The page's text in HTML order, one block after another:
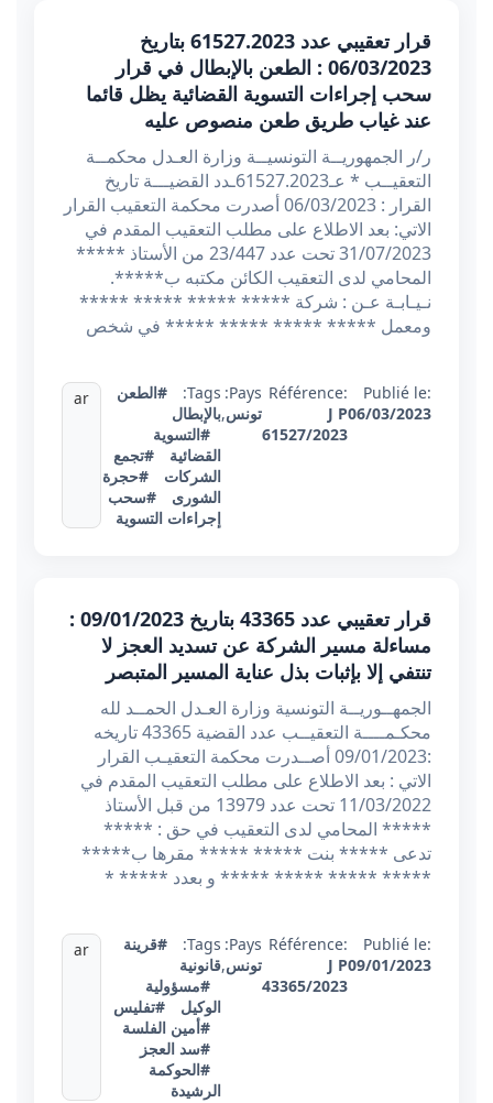
قرار تعقيبي عدد 61527.2023 بتاريخ
06/03/2023 : الطعن بالإبطال في قرار
سحب إجراءات التسوية القضائية يظل قائما
عند غياب طريق طعن منصوص عليه
ر/ر الجمهوريــة التونسيــة وزارة العـدل محكمــة
التعقيــب * عـ61527.2023ـدد القضيـــة تاريخ
القرار : 06/03/2023 أصدرت محكمة التعقيب القرار
الاتي: بعد الاطلاع على مطلب التعقيب المقدم في
31/07/2023 تحت عدد 23/447 من الأستاذ *****
المحامي لدى التعقيب الكائن مكتبه ب*****.
نـيـابـة عـن : شركة ***** ***** ***** *****
ومعمل ***** ***** ***** ***** في شخص
Publié le:
06/03/2023
Référence:
J P
61527/2023
Pays:
تونس,
Tags:
#الطعن
بالإبطال
#التسوية
القضائية
#تجمع
الشركات
#حجرة
الشورى
#سحب
إجراءات التسوية
ar
قرار تعقيبي عدد 43365 بتاريخ 09/01/2023 :
مساءلة مسير الشركة عن تسديد العجز لا
تنتفي إلا بإثبات بذل عناية المسير المتبصر
الجمهــوريــة التونسية وزارة العـدل الحمــد لله
محكـمــــة التعقيــب عدد القضية 43365 تاريخه
:09/01/2023 أصــدرت محكمة التعقيـب القرار
الاتي : بعد الاطلاع على مطلب التعقيب المقدم في
11/03/2022 تحت عدد 13979 من قبل الأستاذ
***** المحامي لدى التعقيب في حق : *****
تدعى ***** بنت ***** ***** مقرها ب*****
***** ***** ***** ***** و بعدد ***** *
Publié le:
09/01/2023
Référence:
J P
43365/2023
Pays:
تونس,
Tags:
#قرينة
قانونية
#مسؤولية
الوكيل
#تفليس
#أمين الفلسة
#سد العجز
#الحوكمة
الرشيدة
ar